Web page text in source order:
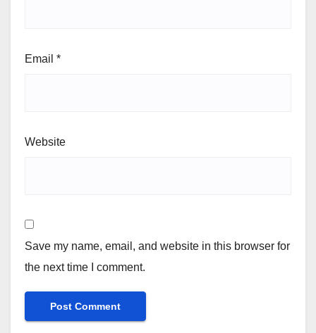
Email *
Website
Save my name, email, and website in this browser for
the next time I comment.